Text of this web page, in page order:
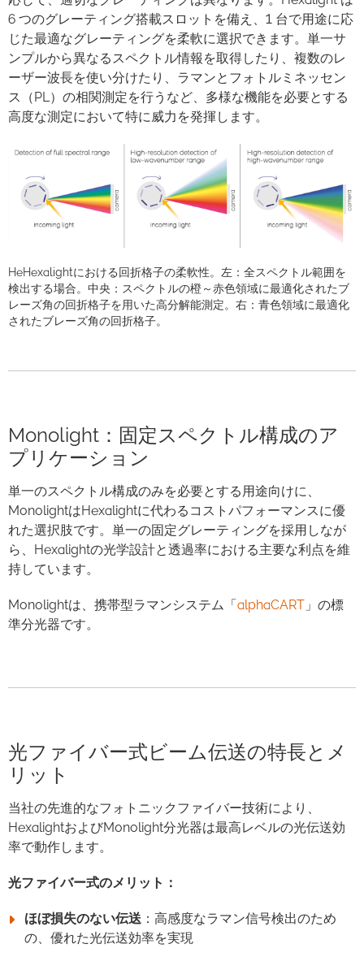
6 つのグレーティング搭載スロットを備え、1 台で用途に応
じた最適なグレーティングを柔軟に選択できます。単一サ
ンプルから異なるスペクトル情報を取得したり、複数のレ
ーザー波長を使い分けたり、ラマンとフォトルミネッセン
ス（PL）の相関測定を行うなど、多様な機能を必要とする
高度な測定において特に威力を発揮します。
HeHexalightにおける回折格子の柔軟性。左：全スペクトル範囲を
検出する場合。中央：スペクトルの橙～赤色領域に最適化されたブ
レーズ角の回折格子を用いた高分解能測定。右：青色領域に最適化
されたブレーズ角の回折格子。
Monolight：固定スペクトル構成のア
プリケーション
単一のスペクトル構成のみを必要とする用途向けに、
MonolightはHexalightに代わるコストパフォーマンスに優
れた選択肢です。単一の固定グレーティングを採用しなが
ら、Hexalightの光学設計と透過率における主要な利点を維
持しています。
Monolightは、携帯型ラマンシステム「alphaCART 」の標
準分光器です。
光ファイバー式ビーム伝送の特長とメ
リット
当社の先進的なフォトニックファイバー技術により、
HexalightおよびMonolight分光器は最高レベルの光伝送効
率で動作します。
光ファイバー式のメリット：
ほぼ損失のない伝送 ：高感度なラマン信号検出のため
の、優れた光伝送効率を実現